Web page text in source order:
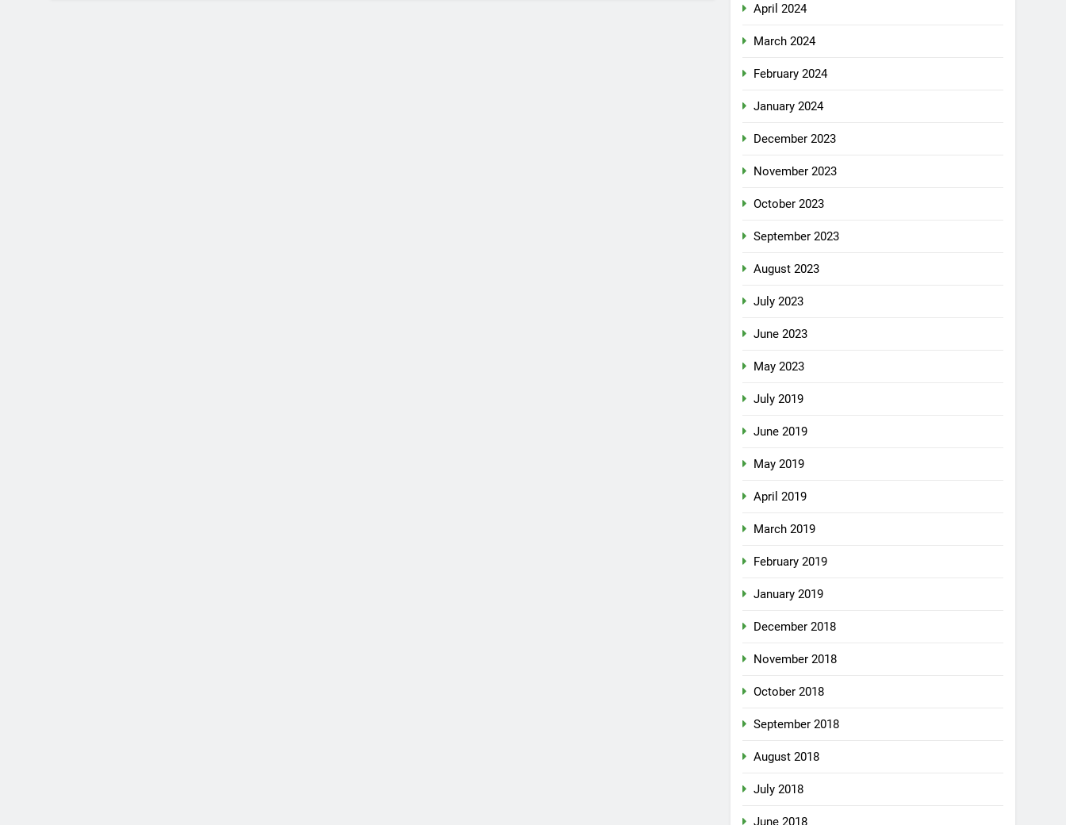
April 2024
March 2024
February 2024
January 2024
December 2023
November 2023
October 2023
September 2023
August 2023
July 2023
June 2023
May 2023
July 2019
June 2019
May 2019
April 2019
March 2019
February 2019
January 2019
December 2018
November 2018
October 2018
September 2018
August 2018
July 2018
June 2018